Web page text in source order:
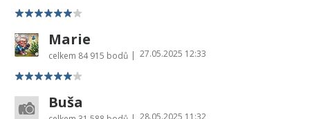
Marie
celkem 84 915 bodů | 27.05.2025 12:33
Buša